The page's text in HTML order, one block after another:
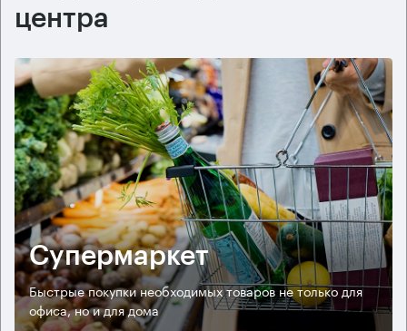
центра
Супермаркет
Быстрые покупки необходимых товаров не только для
офиса, но и для дома